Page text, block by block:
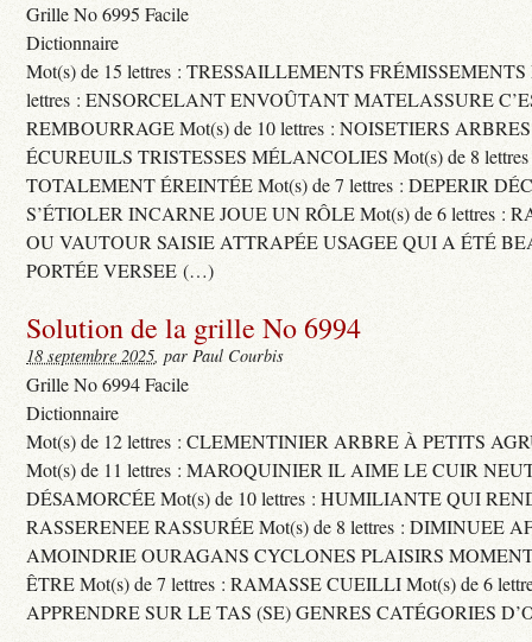
Grille No 6995 Facile
Dictionnaire
Mot(s) de 15 lettres : TRESSAILLEMENTS FRÉMISSEMENTS
lettres : ENSORCELANT ENVOÛTANT MATELASSURE
REMBOURRAGE Mot(s) de 10 lettres : NOISETIERS
ÉCUREUILS TRISTESSES MÉLANCOLIES Mot(s) de 8
TOTALEMENT ÉREINTÉE Mot(s) de 7 lettres : DEPERIR
S’ÉTIOLER INCARNE JOUE UN RÔLE Mot(s) de 6 lettres :
OU VAUTOUR SAISIE ATTRAPÉE USAGEE QUI A ÉTÉ
PORTÉE VERSEE (…)
Solution de la grille No 6994
18 septembre 2025, par Paul Courbis
Grille No 6994 Facile
Dictionnaire
Mot(s) de 12 lettres : CLEMENTINIER ARBRE À PETITS
Mot(s) de 11 lettres : MAROQUINIER IL AIME LE CUIR
DÉSAMORCÉE Mot(s) de 10 lettres : HUMILIANTE QUI
RASSERENEE RASSURÉE Mot(s) de 8 lettres : DIMINUEE
AMOINDRIE OURAGANS CYCLONES PLAISIRS
ÊTRE Mot(s) de 7 lettres : RAMASSE CUEILLI Mot(s) de 6
APPRENDRE SUR LE TAS (SE) GENRES CATÉGORIES